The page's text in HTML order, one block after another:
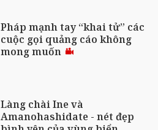
Pháp mạnh tay “khai tử” các
cuộc gọi quảng cáo không
mong muốn
Làng chài Ine và
Amanohashidate - nét đẹp